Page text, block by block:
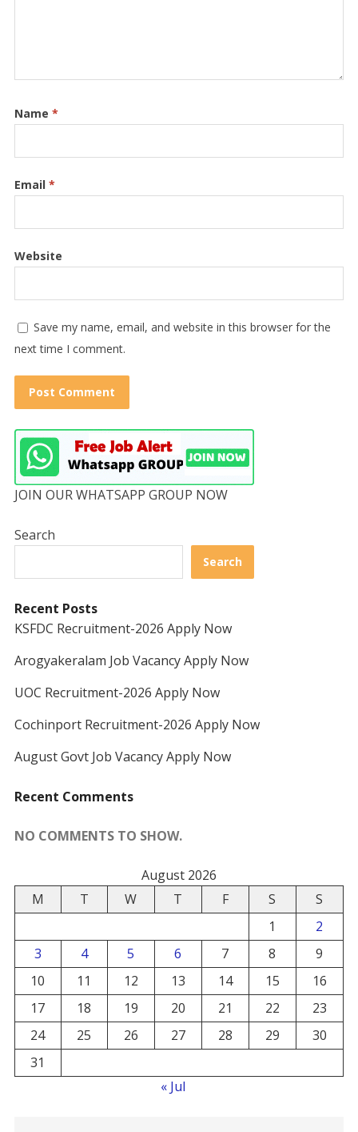
Name *
Email *
Website
Save my name, email, and website in this browser for the
next time I comment.
JOIN OUR WHATSAPP GROUP NOW
Search
Search
Recent Posts
KSFDC Recruitment-2026 Apply Now
Arogyakeralam Job Vacancy Apply Now
UOC Recruitment-2026 Apply Now
Cochinport Recruitment-2026 Apply Now
August Govt Job Vacancy Apply Now
Recent Comments
NO COMMENTS TO SHOW.
August 2026
M
T W T F S
S
1
2
3
4 5 6 7 8
9
10
11 12 13 14 15
16
17
18 19 20 21 22
23
24
25 26 27 28 29
30
31
« Jul